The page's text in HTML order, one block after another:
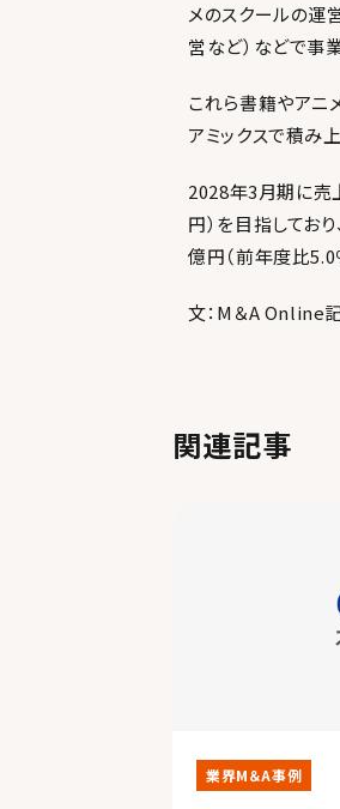
メのスクールの運
営など）などで事
これら書籍やアニ
アミックスで積み
2028年3月期に売
円）を目指してお
億円（前年度比5.0
文：M＆A Online
関連記事
業界M＆A事例